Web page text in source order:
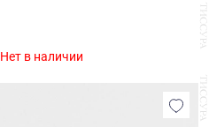
Нет в наличии